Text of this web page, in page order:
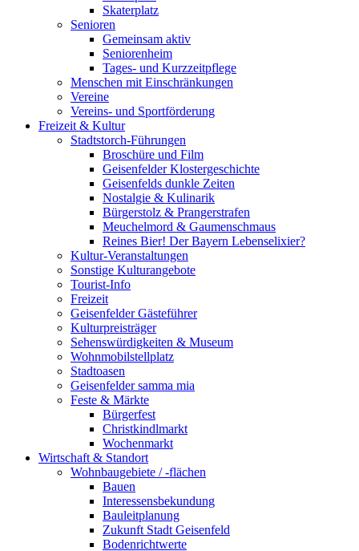
Skaterplatz
Senioren
Gemeinsam aktiv
Seniorenheim
Tages- und Kurzzeitpflege
Menschen mit Einschränkungen
Vereine
Vereins- und Sportförderung
Freizeit & Kultur
Stadtstorch-Führungen
Broschüre und Film
Geisenfelder Klostergeschichte
Geisenfelds dunkle Zeiten
Nostalgie & Kulinarik
Bürgerstolz & Prangerstrafen
Meuchelmord & Gaumenschmaus
Reines Bier! Der Bayern Lebenselixier?
Kultur-Veranstaltungen
Sonstige Kulturangebote
Tourist-Info
Freizeit
Geisenfelder Gästeführer
Kulturpreisträger
Sehenswürdigkeiten & Museum
Wohnmobilstellplatz
Stadtoasen
Geisenfelder samma mia
Feste & Märkte
Bürgerfest
Christkindlmarkt
Wochenmarkt
Wirtschaft & Standort
Wohnbaugebiete / -flächen
Bauen
Interessensbekundung
Bauleitplanung
Zukunft Stadt Geisenfeld
Bodenrichtwerte